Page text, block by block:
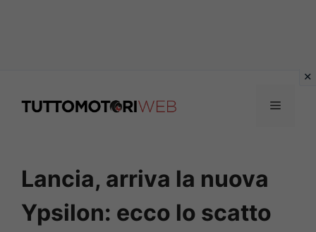
Menu
Lancia, arriva la nuova
Ypsilon: ecco lo scatto